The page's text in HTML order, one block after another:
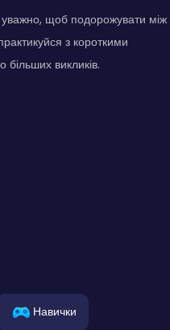
щоб подорожувати між
з короткими
більших викликів.
Навички